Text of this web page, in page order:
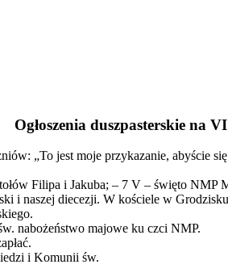
Ogłoszenia duszpasterskie na
„To jest moje przykazanie, abyście
Filipa i Jakuba; – 7 V – święto NMP
i naszej diecezji. W kościele w
nabożeństwo majowe ku czci NMP.
i Komunii św.